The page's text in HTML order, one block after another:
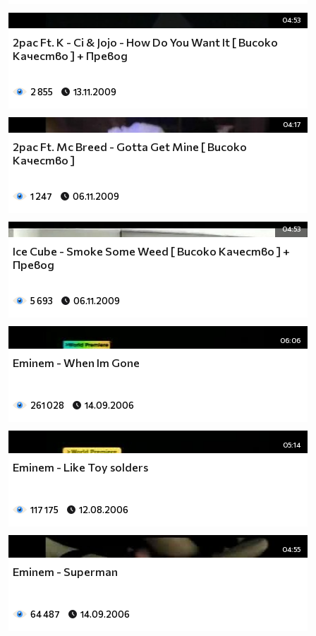
04:53
2pac Ft. K - Ci & Jojo - How Do You Want It [ Високо
Качество ] + Превод
2 855 13.11.2009
04:17
2pac Ft. Mc Breed - Gotta Get Mine [ Високо
Качество ]
1 247 06.11.2009
04:53
Ice Cube - Smoke Some Weed [ Високо Качество ] +
Превод
5 693 06.11.2009
06:06
Eminem - When Im Gone
261 028 14.09.2006
05:14
Eminem - Like Toy solders
117 175 12.08.2006
04:55
Eminem - Superman
64 487 14.09.2006